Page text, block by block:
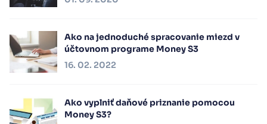
Ako na jednoduché spracovanie miezd v
účtovnom programe Money S3
16. 02. 2022
Ako vyplniť daňové priznanie pomocou
Money S3?